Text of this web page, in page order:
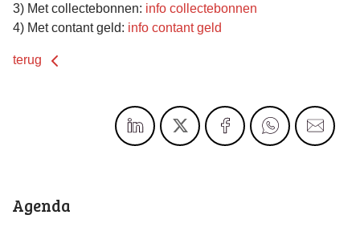
3) Met collectebonnen: info collectebonnen
4) Met contant geld: info contant geld
terug
Agenda